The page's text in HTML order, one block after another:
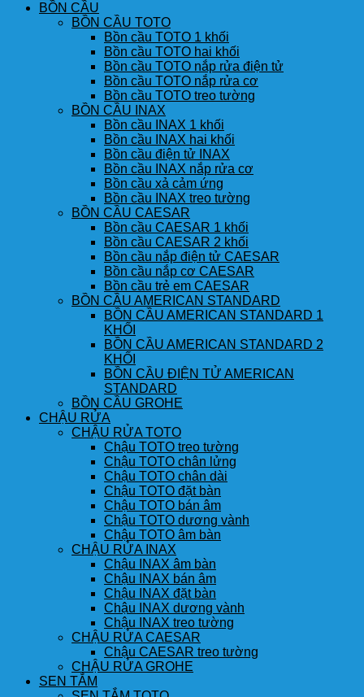
BỒN CẦU
BỒN CẦU TOTO
Bồn cầu TOTO 1 khối
Bồn cầu TOTO hai khối
Bồn cầu TOTO nắp rửa điện tử
Bồn cầu TOTO nắp rửa cơ
Bồn cầu TOTO treo tường
BỒN CẦU INAX
Bồn cầu INAX 1 khối
Bồn cầu INAX hai khối
Bồn cầu điện tử INAX
Bồn cầu INAX nắp rửa cơ
Bồn cầu xả cảm ứng
Bồn cầu INAX treo tường
BỒN CẦU CAESAR
Bồn cầu CAESAR 1 khối
Bồn cầu CAESAR 2 khối
Bồn cầu nắp điện tử CAESAR
Bồn cầu nắp cơ CAESAR
Bồn cầu trẻ em CAESAR
BỒN CẦU AMERICAN STANDARD
BỒN CẦU AMERICAN STANDARD 1
KHỐI
BỒN CẦU AMERICAN STANDARD 2
KHỐI
BỒN CẦU ĐIỆN TỬ AMERICAN
STANDARD
BỒN CẦU GROHE
CHẬU RỬA
CHẬU RỬA TOTO
Chậu TOTO treo tường
Chậu TOTO chân lửng
Chậu TOTO chân dài
Chậu TOTO đặt bàn
Chậu TOTO bán âm
Chậu TOTO dương vành
Chậu TOTO âm bàn
CHẬU RỬA INAX
Chậu INAX âm bàn
Chậu INAX bán âm
Chậu INAX đặt bàn
Chậu INAX dương vành
Chậu INAX treo tường
CHẬU RỬA CAESAR
Chậu CAESAR treo tường
CHẬU RỬA GROHE
SEN TẮM